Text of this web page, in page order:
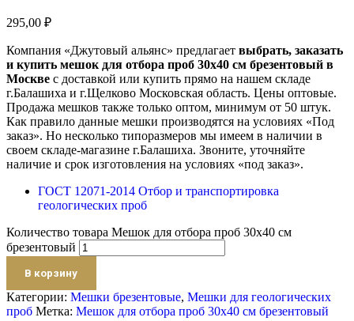
295,00 ₽
Компания «Джутовый альянс» предлагает выбрать, заказать
и купить мешок для отбора проб 30х40 см брезентовый в
Москве с доставкой или купить прямо на нашем складе
г.Балашиха и г.Щелково Московская область. Цены оптовые.
Продажа мешков также только оптом, минимум от 50 штук.
Как правило данные мешки производятся на условиях «Под
заказ». Но несколько типоразмеров мы имеем в наличии в
своем складе-магазине г.Балашиха. Звоните, уточняйте
наличие и срок изготовления на условиях «под заказ».
ГОСТ 12071-2014 Отбор и транспортировка
геологических проб
Количество товара Мешок для отбора проб 30х40 см
брезентовый
В корзину
Категории: Мешки брезентовые, Мешки для геологических
проб Метка: Мешок для отбора проб 30х40 см брезентовый